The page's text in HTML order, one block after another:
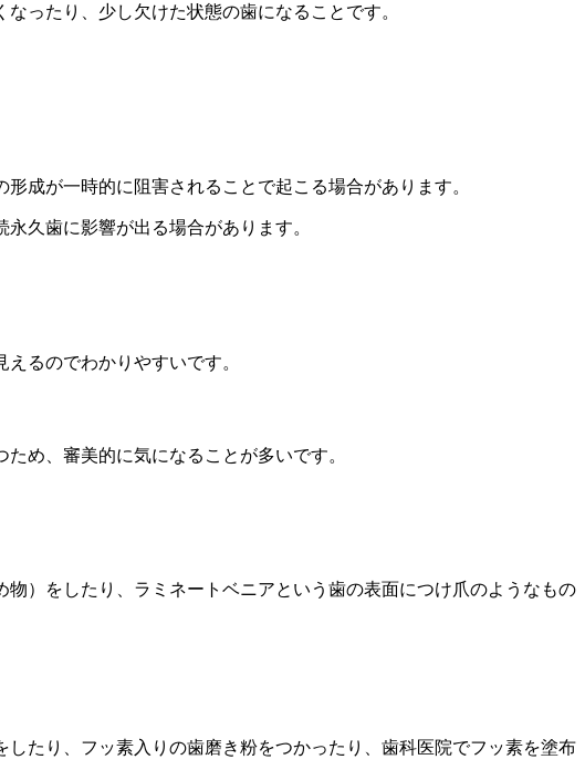
ったり、少し欠けた状態の歯になることです。
成が一時的に阻害されることで起こる場合があります。
久歯に影響が出る場合があります。
るのでわかりやすいです。
め、審美的に気になることが多いです。
）をしたり、ラミネートベニアという歯の表面につけ爪のようなもの
たり、フッ素入りの歯磨き粉をつかったり、歯科医院でフッ素を塗布